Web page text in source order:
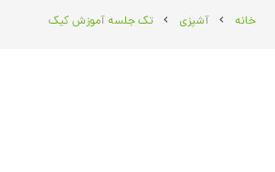
خانه chevron_right آشپزی chevron_right تک جلسه آموزش کیک